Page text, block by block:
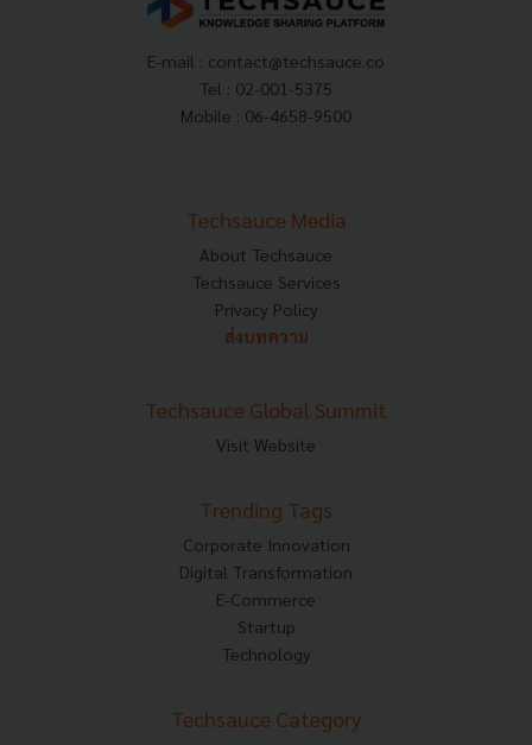
E-mail : contact@techsauce.co
Tel : 02-001-5375
Mobile : 06-4658-9500
Techsauce Media
About Techsauce
Techsauce Services
Privacy Policy
ส่งบทความ
Techsauce Global Summit
Visit Website
Trending Tags
Corporate Innovation
Digital Transformation
E-Commerce
Startup
Technology
Techsauce Category